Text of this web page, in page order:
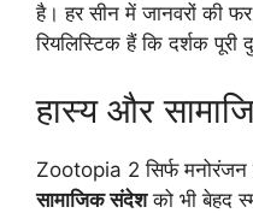
है। हर सीन में जानवरों की
रियलिस्टिक हैं कि दर्शक पूरी
हास्य और
Zootopia 2 सिर्फ मनोरंजन
सामाजिक संदेशको भी बेहद